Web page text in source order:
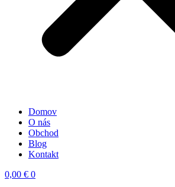
Domov
O nás
Obchod
Blog
Kontakt
0,00 € 0